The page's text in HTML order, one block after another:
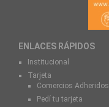
ENLACES RÁPIDOS
Institucional
Tarjeta
Comercios Adheridos
Pedí tu tarjeta